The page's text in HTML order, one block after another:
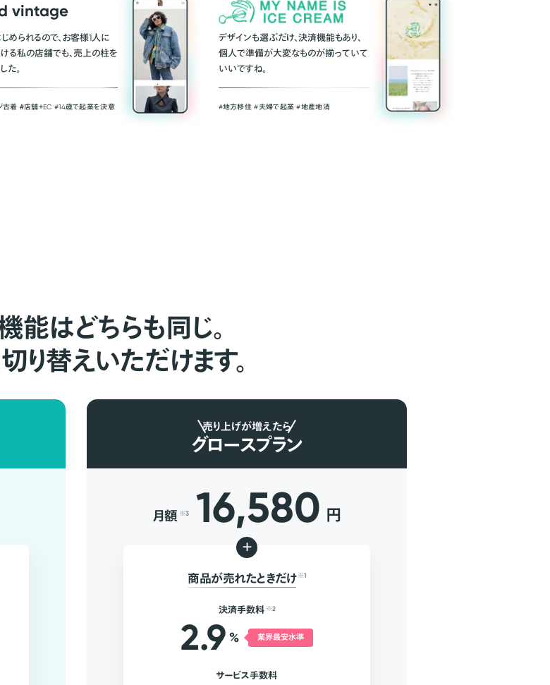
vintage
められるので、お客様1人に
る私の店舗でも、売上の柱を
た。
古着 ＃店舗＋EC #14歳で起業を決意
デザインも選ぶだけ、決済機能もあり、
個人で準備が大変なものが揃っていて
いいですね。
#地方移住 #夫婦で起業 #地産地消
能はどちらも同じ。
り替えいただけます。
売り上げが増えたら
グロースプラン
月額 ※3 16,580 円
+
商品が売れたときだけ ※1
決済手数料 ※2
2.9 % 業界最安水準
サービス手数料